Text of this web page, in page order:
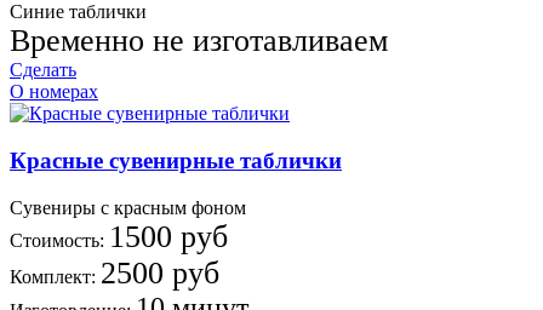
Синие таблички
Временно не изготавливаем
Сделать
О номерах
Красные сувенирные таблички
Сувениры с красным фоном
Стоимость: 1500 руб
Комплект: 2500 руб